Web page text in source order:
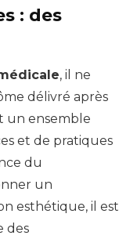
: des
, il ne
délivré après
un ensemble
et de pratiques
du
un
esthétique, il est
des